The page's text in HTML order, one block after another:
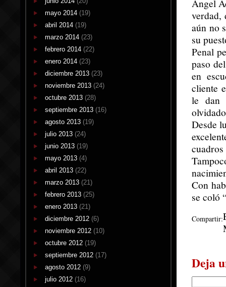
mayo 2014 (19)
abril 2014 (19)
marzo 2014 (23)
febrero 2014 (22)
enero 2014 (23)
diciembre 2013 (23)
noviembre 2013 (24)
octubre 2013 (28)
septiembre 2013 (16)
agosto 2013 (19)
julio 2013 (24)
junio 2013 (19)
mayo 2013 (4)
abril 2013 (22)
marzo 2013 (21)
febrero 2013 (25)
enero 2013 (21)
diciembre 2012 (6)
noviembre 2012 (10)
octubre 2012 (19)
septiembre 2012 (17)
agosto 2012 (9)
julio 2012 (16)
Ángel
verdad,
aún no
su
Penal
paso
en
cliente
le dan
Desde
Con
se coló
Compartir:
Deja